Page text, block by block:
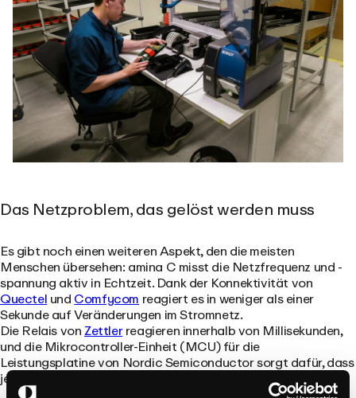
Das Netzproblem, das gelöst werden muss
Es gibt noch einen weiteren Aspekt, den die meisten
Menschen übersehen: amina C misst die Netzfrequenz und -
spannung aktiv in Echtzeit. Dank der Konnektivität von
QuectelundComfycomreagiert es in weniger als einer
Sekunde auf Veränderungen im Stromnetz.
Die Relais vonZettlerreagieren innerhalb von Millisekunden,
und die Mikrocontroller-Einheit (MCU) für die
Leistungsplatine von Nordic Semiconductor sorgt dafür, dass
jeder Ladezyklus jedes Mal einwandfrei abläuft.